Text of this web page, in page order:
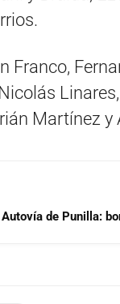
Franco,
Martínez y
de Punilla: